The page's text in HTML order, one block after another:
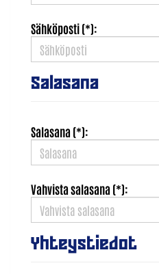
Sähköposti (*):
Salasana
Salasana (*):
Vahvista salasana (*):
Yhteystiedot